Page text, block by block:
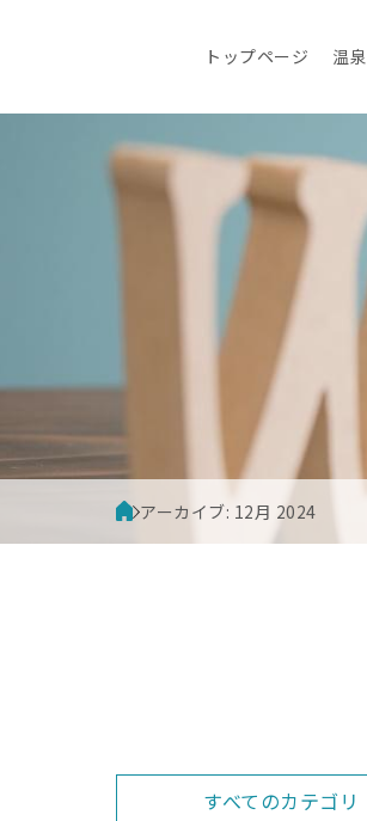
ツ
トップページ 温泉
アーカイブ: 12月 2024
すべてのカテゴリ